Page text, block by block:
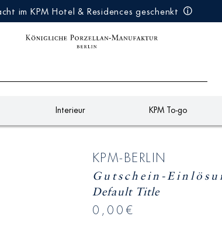
im KPM Hotel & Residences geschenkt
Interieur KPM To-go
KPM-BERLIN
Gutschein-
Default Title
0,00€